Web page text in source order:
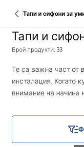
Тапи и сифони за
Тапи и
Брой продукти: 33
Те са важна част от
инсталация. Когато
внимание на начина
изпълнява важна
от мивката, ваната
предотвратява